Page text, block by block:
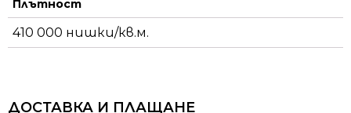
Плътност
410 000 нишки/кв.м.
ДОСТАВКА И ПЛАЩАНЕ